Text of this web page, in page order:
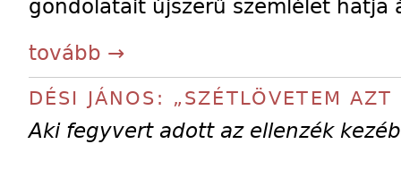
gondolatait újszerű szemlélet hatja
tovább →
DÉSI JÁNOS: „SZÉTLÖVETEM AZT
Aki fegyvert adott az ellenzék